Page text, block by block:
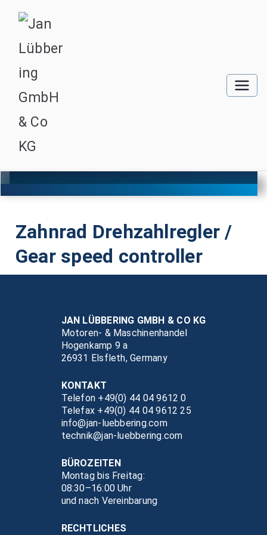
Zahnrad Drehzahlregler /
Gear speed controller
JAN LÜBBERING GMBH & CO KG
Motoren- & Maschinenhandel
Hogenkamp 9 a
26931 Elsfleth, Germany
KONTAKT
Telefon +49(0) 44 04 9612 0
Telefax +49(0) 44 04 9612 25
info@jan-luebbering.com
technik@jan-luebbering.com
BÜROZEITEN
Montag bis Freitag:
08:30–16:00 Uhr
und nach Vereinbarung
RECHTLICHES